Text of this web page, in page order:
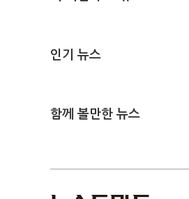
인기 뉴스
함께 볼만한 뉴스